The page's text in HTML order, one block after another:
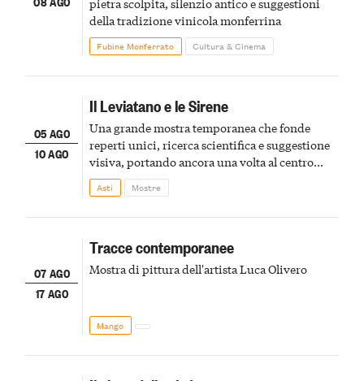
pietra scolpita, silenzio antico e suggestioni
della tradizione vinicola monferrina
Fubine Monferrato Cultura & Cinema
05 AGO
10 AGO
Il Leviatano e le Sirene
Una grande mostra temporanea che fonde
reperti unici, ricerca scientifica e suggestione
visiva, portando ancora una volta al centro
della scena le meraviglie del passato astigiano
Asti Mostre
07 AGO
17 AGO
Tracce contemporanee
Mostra di pittura dell'artista Luca Olivero
Mango